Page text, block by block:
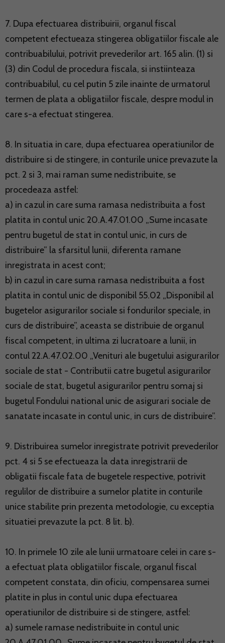
7. Dupa efectuarea distribuirii, organul fiscal
competent efectueaza stingerea obligatiilor fiscale ale
contribuabilului, potrivit prevederilor art. 165 alin. (1) si
(3) din Codul de procedura fiscala, si instiinteaza
contribuabilul, cu cel putin 5 zile inainte de urmatorul
termen de plata a obligatiilor fiscale, despre modul in
care s-a efectuat stingerea.
8. In situatia in care, dupa efectuarea operatiunilor de
distribuire si de stingere, in conturile unice prevazute la
pct. 2 si 3, mai raman sume nedistribuite, se
procedeaza astfel:
a) in cazul in care suma ramasa nedistribuita a fost
platita in contul unic 20.A.47.01.00 „Sume incasate
pentru bugetul de stat in contul unic, in curs de
distribuire” la sfarsitul lunii, diferenta ramane
inregistrata in acest cont;
b) in cazul in care suma ramasa nedistribuita a fost
platita in contul unic de disponibil 55.02 „Disponibil al
bugetelor asigurarilor sociale si fondurilor speciale, in
curs de distribuire”, aceasta se distribuie de organul
fiscal competent, in ultima zi lucratoare a lunii, in
contul 22.A.47.02.00 „Venituri ale bugetului asigurarilor
sociale de stat - Contributii catre bugetul asigurarilor
sociale de stat, bugetul asigurarilor pentru somaj si
bugetul Fondului national unic de asigurari sociale de
sanatate incasate in contul unic, in curs de distribuire”.
9. Distribuirea sumelor inregistrate potrivit prevederilor
pct. 4 si 5 se efectueaza la data inregistrarii de
obligatii fiscale fata de bugetele respective, potrivit
regulilor de distribuire a sumelor platite in conturile
unice stabilite prin prezenta metodologie, cu exceptia
situatiei prevazute la pct. 8 lit. b).
10. In primele 10 zile ale lunii urmatoare celei in care s-
a efectuat plata obligatiilor fiscale, organul fiscal
competent constata, din oficiu, compensarea sumei
platite in plus in contul unic dupa efectuarea
operatiunilor de distribuire si de stingere, astfel:
a) sumele ramase nedistribuite in contul unic